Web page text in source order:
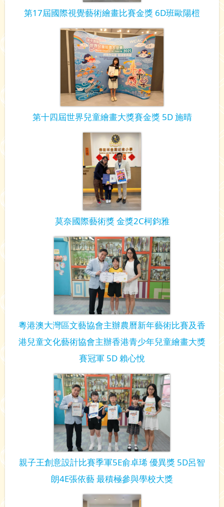
第17屆國際視覺藝術繪畫比賽金獎 6D班歐陽榿
第十四屆世界兒童繪畫大獎賽金獎 5D 施晴
莫奈國際藝術獎 金獎2C柯鈞雅
粵港澳大灣區文藝協會主辦農曆新年藝術比賽及香
港兒童文化藝術協會主辦香港青少年兒童繪畫大獎
賽冠軍 5D 賴心悅
親子王創意設計比賽季軍5E俞卓琋 優異獎 5D呂智
朗4E張依藝 最積極參與學校大獎